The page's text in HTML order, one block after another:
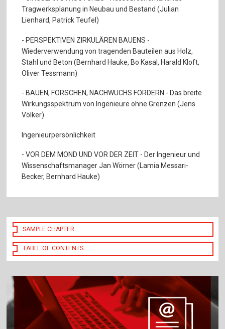
Tragwerksplanung in Neubau und Bestand (Julian
Lienhard, Patrick Teufel)
- PERSPEKTIVEN ZIRKULÄREN BAUENS -
Wiederverwendung von tragenden Bauteilen aus Holz,
Stahl und Beton (Bernhard Hauke, Bo Kasal, Harald Kloft,
Oliver Tessmann)
- BAUEN, FORSCHEN, NACHWUCHS FÖRDERN - Das breite
Wirkungsspektrum von Ingenieure ohne Grenzen (Jens
Völker)
Ingenieurpersönlichkeit
- VOR DEM MOND UND VOR DER ZEIT - Der Ingenieur und
Wissenschaftsmanager Jan Wörner (Lamia Messari-
Becker, Bernhard Hauke)
SAMPLE CHAPTER
TABLE OF CONTENTS